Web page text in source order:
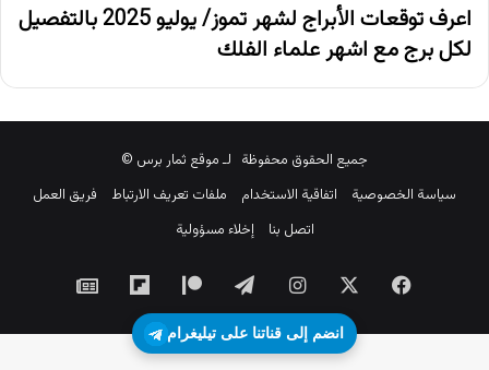
اعرف توقعات الأبراج لشهر تموز/ يوليو 2025 بالتفصيل
لكل برج مع اشهر علماء الفلك
جميع الحقوق محفوظة لـ موقع ثمار برس ©
سياسة الخصوصية
اتفاقية الاستخدام ملفات تعريف الارتباط
فريق العمل
اتصل بنا
إخلاء مسؤولية
فيسبوك انستقرام تيلقرام ‫Patreon
Flipboard
نيوز
انضم إلى قناتنا على تيليغرام